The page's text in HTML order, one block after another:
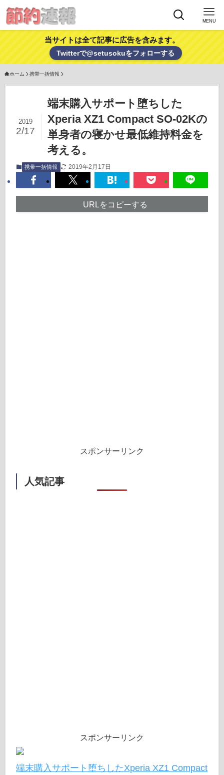
MENU
当サイトは全て記事に広告を含みます。
Twitterで@setusokuをフォローする
ホーム 携帯一括情報
端末購入サポート堕ちした
Xperia XZ1 Compact SO-02Kの
単身者の寝かせ最低維持料金を
考える。
2019
2/17
携帯一括情報 2019年2月17日
URLをコピーする
スポンサーリンク
人気記事
スポンサーリンク
端末購入サポート堕ちしたXperia XZ1 Compact